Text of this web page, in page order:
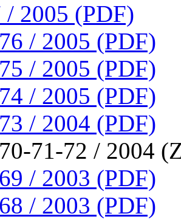
/ 2005 (PDF)
/ 2005 (PDF)
/ 2005 (PDF)
/ 2005 (PDF)
/ 2004 (PDF)
71-72 / 2004
/ 2003 (PDF)
/ 2003 (PDF)